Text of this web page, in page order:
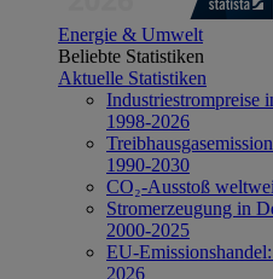
Energie & Umwelt
Beliebte Statistiken
Aktuelle Statistiken
Industriestrompreise
1998-2026
1990-2030
CO₂-Ausstoß
Stromerzeugung in
2000-2025
EU-
2026